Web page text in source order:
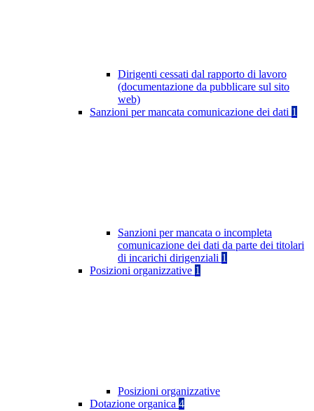
Dirigenti cessati dal rapporto di lavoro
(documentazione da pubblicare sul sito
web)
Sanzioni per mancata comunicazione dei dati 1
Sanzioni per mancata o incompleta
comunicazione dei dati da parte dei titolari
di incarichi dirigenziali 1
Posizioni organizzative 1
Posizioni organizzative
Dotazione organica 4